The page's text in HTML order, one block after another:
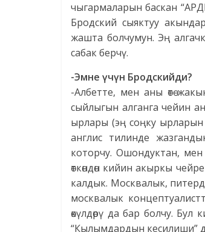
чыгармаларын баскан
Бродский сыяктуу
жашта болчумун. Эң
сабак берчү.
-Эмне үчүн Бродскийди?
-Албетте, мен аны өтө
сыйлыгын алганга чейин
ырлары (эң соңку ырларын
англис тилинде
которчу. Ошондуктан,
өткөндөн кийин акыркы
калдык. Москвалык,
москвалык
өкүлдөрү да бар болчу.
“Кылымдардын кесилиши”